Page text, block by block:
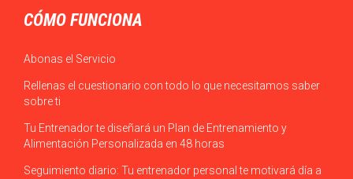
CÓMO FUNCIONA
Abonas el Servicio
Rellenas el cuestionario con todo lo que necesitamos saber
sobre ti
Tu Entrenador te diseñará un Plan de Entrenamiento y
Alimentación Personalizada en 48 horas
Seguimiento diario: Tu entrenador personal te motivará día a